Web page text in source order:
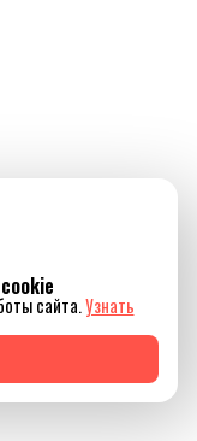
сайта.Узнать